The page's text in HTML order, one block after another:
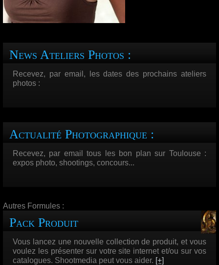
News Ateliers Photos :
Recevez, par email, les dates des prochains ateliers
photos :
Actualité Photographique :
Recevez, par email tous les bon plan sur Toulouse :
expos photo, shootings, concours...
Autres Formules :
Pack Produit
Vous lancez une nouvelle collection de produit, et vous
voulez les présenter sur votre site internet et/ou sur vos
catalogues. Shootmedia peut vous aider. [+]